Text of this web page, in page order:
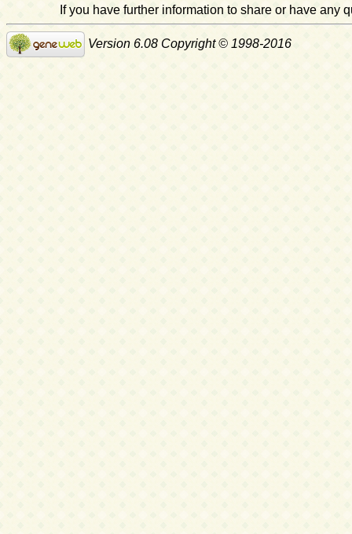
If you have further information to share or have
Version 6.08 Copyright © 1998-2016